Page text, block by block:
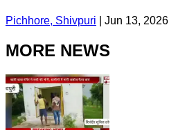
Pichhore, Shivpuri Jun 13, 2026
MORE NEWS